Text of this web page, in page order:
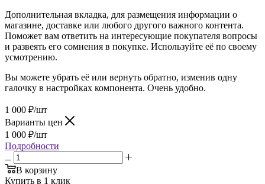
Дополнительная вкладка, для размещения информации о
магазине, доставке или любого другого важного контента.
Поможет вам ответить на интересующие покупателя вопросы
и развеять его сомнения в покупке. Используйте её по своему
усмотрению.
Вы можете убрать её или вернуть обратно, изменив одну
галочку в настройках компонента. Очень удобно.
1 000 ₽/шт
Варианты цен
1 000 ₽/шт
Подробности
В корзину
Купить в 1 клик